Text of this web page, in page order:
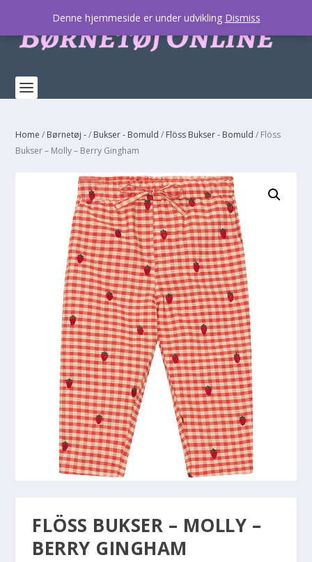
Home / Børnetøj -/ Bukser - Bomuld / Flöss Bukser - Bomuld / Flöss
Bukser – Molly – Berry Gingham
FLÖSS BUKSER – MOLLY –
BERRY GINGHAM
Denne hjemmeside er under udvikling Dismiss